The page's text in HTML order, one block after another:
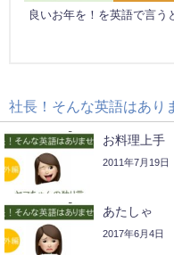
良いお年を！を英語で言う
社長！そんな英語はあり
お料理上手
2011年7月19日
あたしゃ
2017年6月4日